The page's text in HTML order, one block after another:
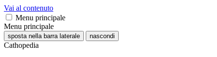
Vai al contenuto
Menu principale
Menu principale
sposta nella barra laterale nascondi
Cathopedia